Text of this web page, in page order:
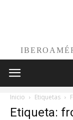
Inicio Etiquetas
Etiqueta: